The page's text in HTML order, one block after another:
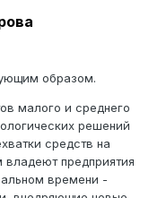
образом.
малого и среднего
решений
средств на
предприятия
времени -